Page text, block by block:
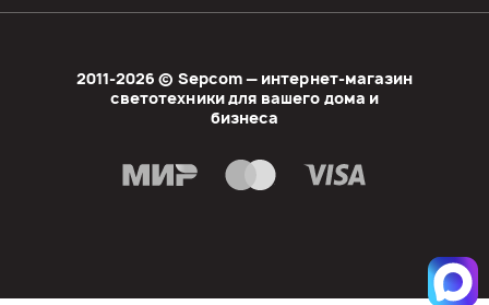
2011-2026 © Sеpcom — интернет-магазин
светотехники для вашего дома и
бизнеса